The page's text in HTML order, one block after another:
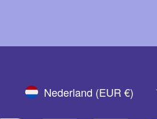
VALUTANederland (EUR €)